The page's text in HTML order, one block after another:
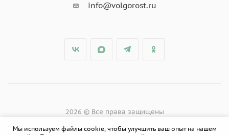
info@volgorost.ru
2026 © Все права защищены
Мы используем файлы cookie, чтобы улучшить ваш опыт на нашем